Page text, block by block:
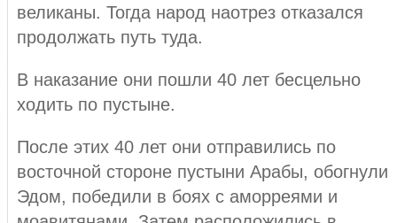
великаны. Тогда народ наотрез отказался
продолжать путь туда.
В наказание они пошли 40 лет бесцельно
ходить по пустыне.
После этих 40 лет они отправились по
восточной стороне пустыни Арабы, обогнули
Эдом, победили в боях с аморреями и